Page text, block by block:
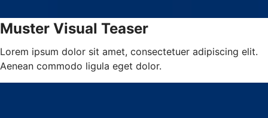
Muster Visual Teaser
Lorem ipsum dolor sit amet, consectetuer adipiscing elit.
Aenean commodo ligula eget dolor.